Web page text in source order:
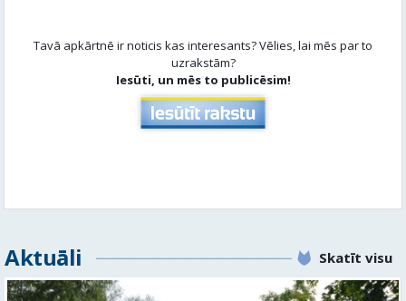
Tavā apkārtnē ir noticis kas interesants? Vēlies, lai mēs par to
uzrakstām?
Iesūti, un mēs to publicēsim!
Aktuāli Skatīt visu